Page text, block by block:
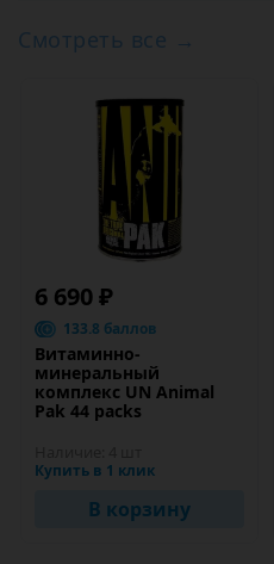
Смотреть все →
6 690 ₽
133.8 баллов
Витаминно-
минеральный
комплекс UN Animal
Pak 44 packs
Купить в 1 клик
В корзину